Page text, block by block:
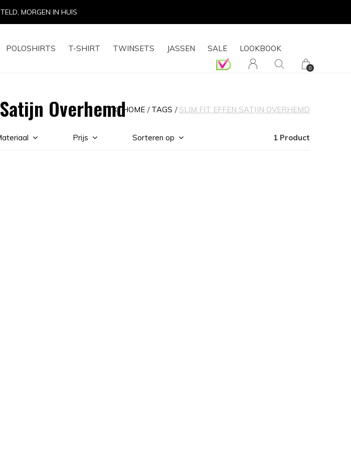
POLOSHIRTS T-SHIRT TWINSETS JASSEN SALE LOOKBOOK
0
MORGEN IN HUIS
OverhemdHOME TAGS SLIM FIT EFFEN SATIJN OVERHEMD
Prijs Sorteren op 1 Product